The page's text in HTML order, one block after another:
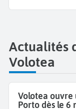
Actualités
Volotea
Volotea ouvre
Porto dès le 6